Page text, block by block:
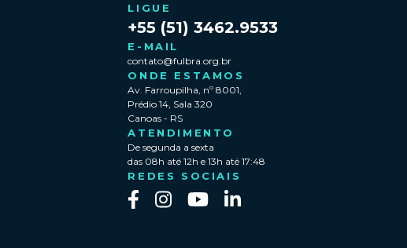
LIGUE
+55 (51) 3462.9533
E-MAIL
contato@fulbra.org.br
ONDE ESTAMOS
Av. Farroupilha, nº 8001,
Prédio 14, Sala 320
Canoas - RS
ATENDIMENTO
De segunda a sexta
das 08h até 12h e 13h até 17:48
REDES SOCIAIS